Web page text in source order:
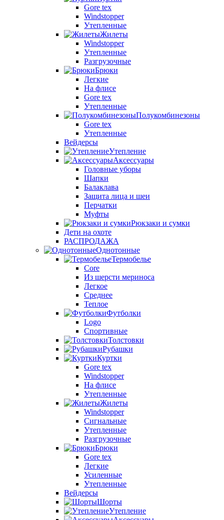
Gore tex
Windstopper
Утепленные
Жилеты
Windstopper
Утепленные
Разгрузочные
Брюки
Легкие
На флисе
Gore tex
Утепленные
Полукомбинезоны
Gore tex
Утепленные
Вейдерсы
Утепление
Аксессуары
Головные уборы
Шапки
Балаклава
Защита лица и шеи
Перчатки
Муфты
Рюкзаки и сумки
Дети на охоте
РАСПРОДАЖА
Однотонные
Термобелье
Core
Из шерсти мериноса
Легкое
Среднее
Теплое
Футболки
Logo
Спортивные
Толстовки
Рубашки
Куртки
Gore tex
Windstopper
На флисе
Утепленные
Жилеты
Windstopper
Сигнальные
Утепленные
Разгрузочные
Брюки
Gore tex
Легкие
Усиленные
Утепленные
Вейдерсы
Шорты
Утепление